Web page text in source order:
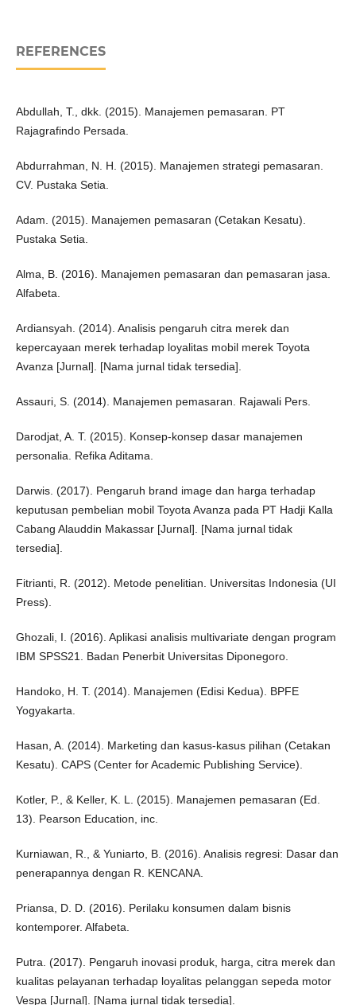
REFERENCES
Abdullah, T., dkk. (2015). Manajemen pemasaran. PT
Rajagrafindo Persada.
Abdurrahman, N. H. (2015). Manajemen strategi pemasaran.
CV. Pustaka Setia.
Adam. (2015). Manajemen pemasaran (Cetakan Kesatu).
Pustaka Setia.
Alma, B. (2016). Manajemen pemasaran dan pemasaran jasa.
Alfabeta.
Ardiansyah. (2014). Analisis pengaruh citra merek dan
kepercayaan merek terhadap loyalitas mobil merek Toyota
Avanza [Jurnal]. [Nama jurnal tidak tersedia].
Assauri, S. (2014). Manajemen pemasaran. Rajawali Pers.
Darodjat, A. T. (2015). Konsep-konsep dasar manajemen
personalia. Refika Aditama.
Darwis. (2017). Pengaruh brand image dan harga terhadap
keputusan pembelian mobil Toyota Avanza pada PT Hadji Kalla
Cabang Alauddin Makassar [Jurnal]. [Nama jurnal tidak
tersedia].
Fitrianti, R. (2012). Metode penelitian. Universitas Indonesia (UI
Press).
Ghozali, I. (2016). Aplikasi analisis multivariate dengan program
IBM SPSS21. Badan Penerbit Universitas Diponegoro.
Handoko, H. T. (2014). Manajemen (Edisi Kedua). BPFE
Yogyakarta.
Hasan, A. (2014). Marketing dan kasus-kasus pilihan (Cetakan
Kesatu). CAPS (Center for Academic Publishing Service).
Kotler, P., & Keller, K. L. (2015). Manajemen pemasaran (Ed.
13). Pearson Education, inc.
Kurniawan, R., & Yuniarto, B. (2016). Analisis regresi: Dasar dan
penerapannya dengan R. KENCANA.
Priansa, D. D. (2016). Perilaku konsumen dalam bisnis
kontemporer. Alfabeta.
Putra. (2017). Pengaruh inovasi produk, harga, citra merek dan
kualitas pelayanan terhadap loyalitas pelanggan sepeda motor
Vespa [Jurnal]. [Nama jurnal tidak tersedia].